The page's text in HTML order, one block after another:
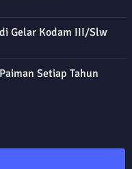
Gelar Kodam III/Slw
Setiap Tahun